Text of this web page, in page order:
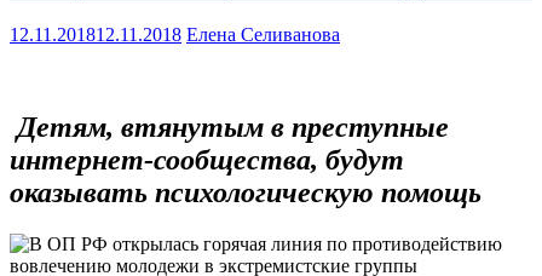
12.11.201812.11.2018 Елена Селиванова
Детям, втянутым в преступные
интернет-сообщества, будут
оказывать психологическую помощь